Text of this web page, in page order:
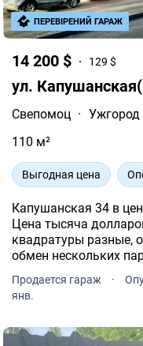
14 200 $ 129 $
ул.
Свепомоц · Ужгород
110 м²
Выгодная цена
Капушанская 34 в
Цена тысяча
квадратуры разные,
обмен нескольких
квартиру. Могу
бизнес, цены от 80$-
Продается гараж ·
янв.
ПЕРЕВІРЕНИЙ ГАРАЖ